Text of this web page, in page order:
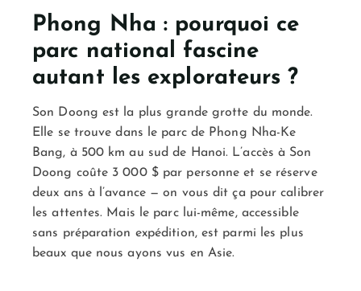
Phong Nha : pourquoi ce
parc national fascine
autant les explorateurs ?
Son Doong est la plus grande grotte du monde.
Elle se trouve dans le parc de Phong Nha-Ke
Bang, à 500 km au sud de Hanoi. L’accès à Son
Doong coûte 3 000 $ par personne et se réserve
deux ans à l’avance — on vous dit ça pour calibrer
les attentes. Mais le parc lui-même, accessible
sans préparation expédition, est parmi les plus
beaux que nous ayons vus en Asie.